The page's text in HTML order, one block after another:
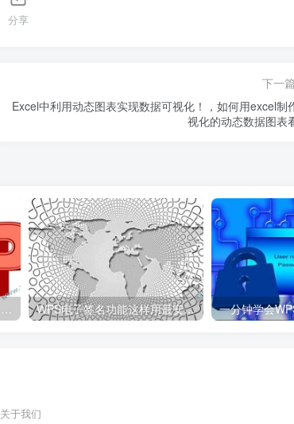
分享
下一
Excel中利用动态图表实现数据可视化！，如何用excel制
视化的动态数据图表
WPS怎么压缩PDF不失真？，wps怎么压缩pdf文件大小 WPS电子签名功能这样用最安全，wps如何使用电子签名
关于我们